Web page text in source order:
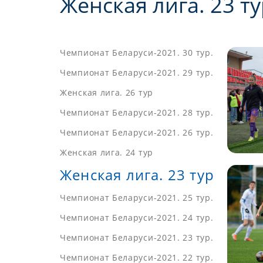
Чемпионат Беларуси-2021. 30 тур.
Чемпионат Беларуси-2021. 29 тур.
Женская лига. 26 тур
Чемпионат Беларуси-2021. 28 тур.
Чемпионат Беларуси-2021. 26 тур.
Женская лига. 24 тур
Женская лига. 23 тур
Чемпионат Беларуси-2021. 25 тур.
Чемпионат Беларуси-2021. 24 тур.
Чемпионат Беларуси-2021. 23 тур.
Чемпионат Беларуси-2021. 22 тур.